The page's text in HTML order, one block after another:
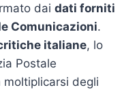
dai dati forniti
Comunicazioni.
italiane, lo
Postale
moltiplicarsi degli